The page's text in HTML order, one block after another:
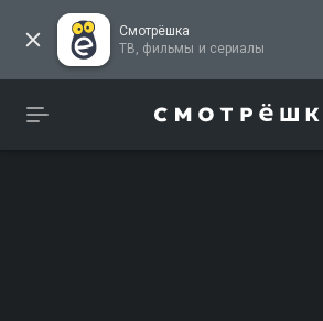
Смотрёшка
ТВ, фильмы и сериалы